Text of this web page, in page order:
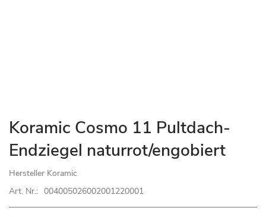
Zum
Anfang
der
springen
Koramic Cosmo 11 Pultdach-
Endziegel naturrot/engobiert
Hersteller Koramic
Art. Nr.: 004005026002001220001